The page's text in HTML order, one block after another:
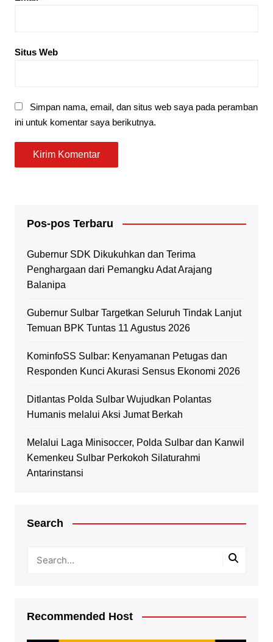
Situs Web
Simpan nama, email, dan situs web saya pada peramban
ini untuk komentar saya berikutnya.
Pos-pos Terbaru
Gubernur SDK Dikukuhkan dan Terima
Penghargaan dari Pemangku Adat Arajang
Balanipa
Gubernur Sulbar Targetkan Seluruh Tindak Lanjut
Temuan BPK Tuntas 11 Agustus 2026
KominfoSS Sulbar: Kenyamanan Petugas dan
Responden Kunci Akurasi Sensus Ekonomi 2026
Ditlantas Polda Sulbar Wujudkan Polantas
Humanis melalui Aksi Jumat Berkah
Melalui Laga Minisoccer, Polda Sulbar dan Kanwil
Kemenkeu Sulbar Perkokoh Silaturahmi
Antarinstansi
Search
Recommended Host